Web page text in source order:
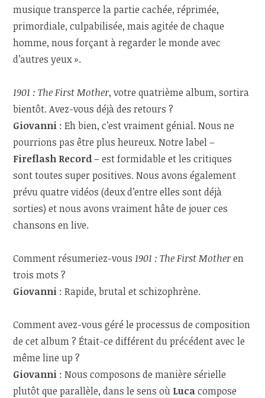
musique transperce la partie cachée, réprimée,
primordiale, culpabilisée, mais agitée de chaque
homme, nous forçant à regarder le monde avec
d’autres yeux ».
1901 : The First Mother, votre quatrième album, sortira
bientôt. Avez-vous déjà des retours ?
Giovanni : Eh bien, c’est vraiment génial. Nous ne
pourrions pas être plus heureux. Notre label –
Fireflash Record– est formidable et les critiques
sont toutes super positives. Nous avons également
prévu quatre vidéos (deux d’entre elles sont déjà
sorties) et nous avons vraiment hâte de jouer ces
chansons en live.
Comment résumeriez-vous1901 : The First Motheren
trois mots ?
Giovanni : Rapide, brutal et schizophrène.
Comment avez-vous géré le processus de composition
de cet album ? Était-ce différent du précédent avec le
même line up ?
Giovanni : Nous composons de manière sérielle
plutôt que parallèle, dans le sens où Lucacompose